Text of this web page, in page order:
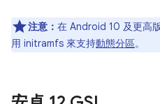
注意： 在 Android 10 及更高
用 initramfs 來支持動態分區。